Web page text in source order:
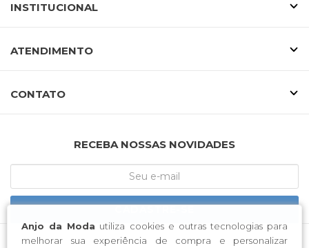
Anjo da Moda utiliza cookies e outras tecnologias para
melhorar sua experiência de compra e personalizar
INSTITUCIONAL
ATENDIMENTO
CONTATO
RECEBA NOSSAS NOVIDADES